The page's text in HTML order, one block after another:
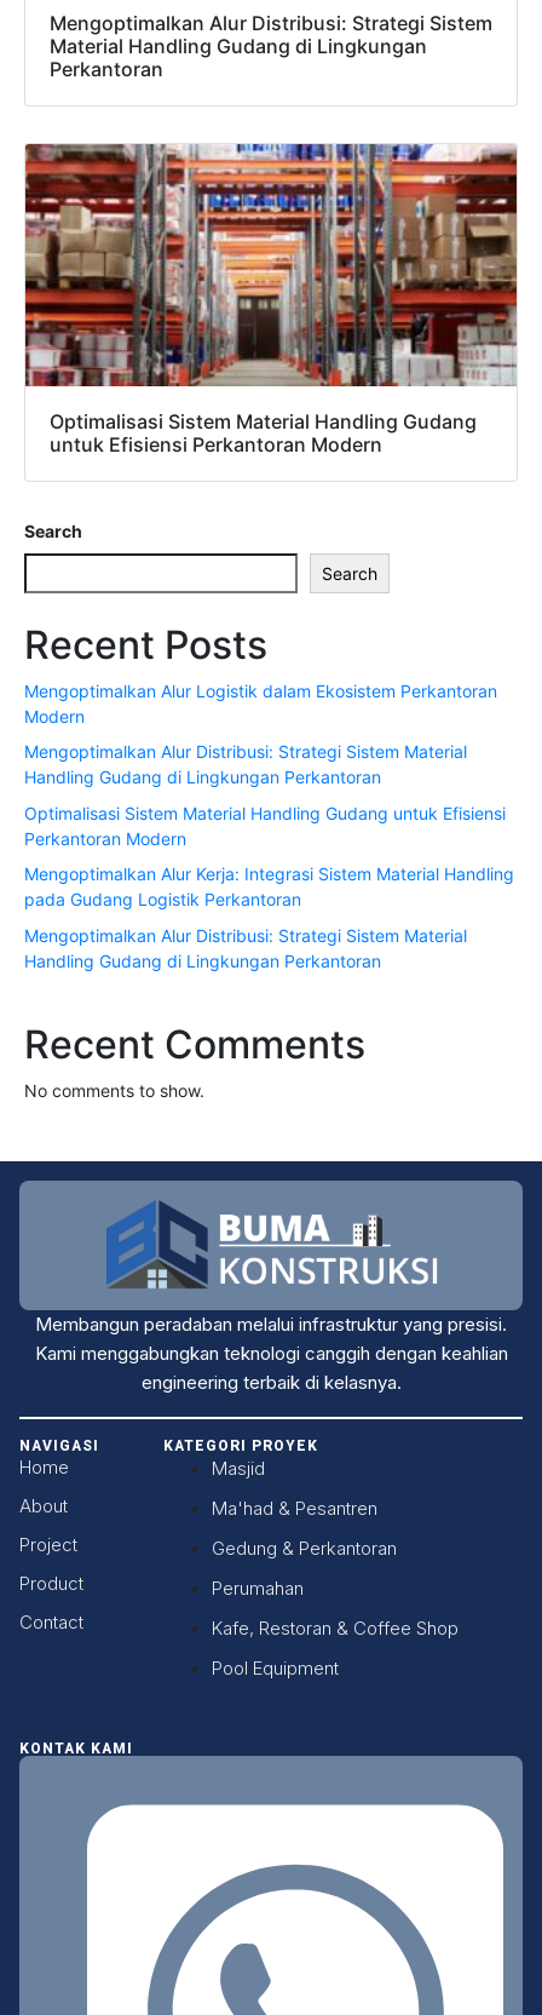
Mengoptimalkan Alur Distribusi: Strategi Sistem
Material Handling Gudang di Lingkungan
Perkantoran
Optimalisasi Sistem Material Handling Gudang
untuk Efisiensi Perkantoran Modern
Search
Search
Recent Posts
Mengoptimalkan Alur Logistik dalam Ekosistem Perkantoran
Modern
Mengoptimalkan Alur Distribusi: Strategi Sistem Material
Handling Gudang di Lingkungan Perkantoran
Optimalisasi Sistem Material Handling Gudang untuk Efisiensi
Perkantoran Modern
Mengoptimalkan Alur Kerja: Integrasi Sistem Material Handling
pada Gudang Logistik Perkantoran
Mengoptimalkan Alur Distribusi: Strategi Sistem Material
Handling Gudang di Lingkungan Perkantoran
Recent Comments
No comments to show.
Membangun peradaban melalui infrastruktur yang presisi.
Kami menggabungkan teknologi canggih dengan keahlian
engineering terbaik di kelasnya.
NAVIGASI
Home
About
Project
Product
Contact
KATEGORI PROYEK
Masjid
Ma'had & Pesantren
Gedung & Perkantoran
Perumahan
Kafe, Restoran & Coffee Shop
Pool Equipment
KONTAK KAMI